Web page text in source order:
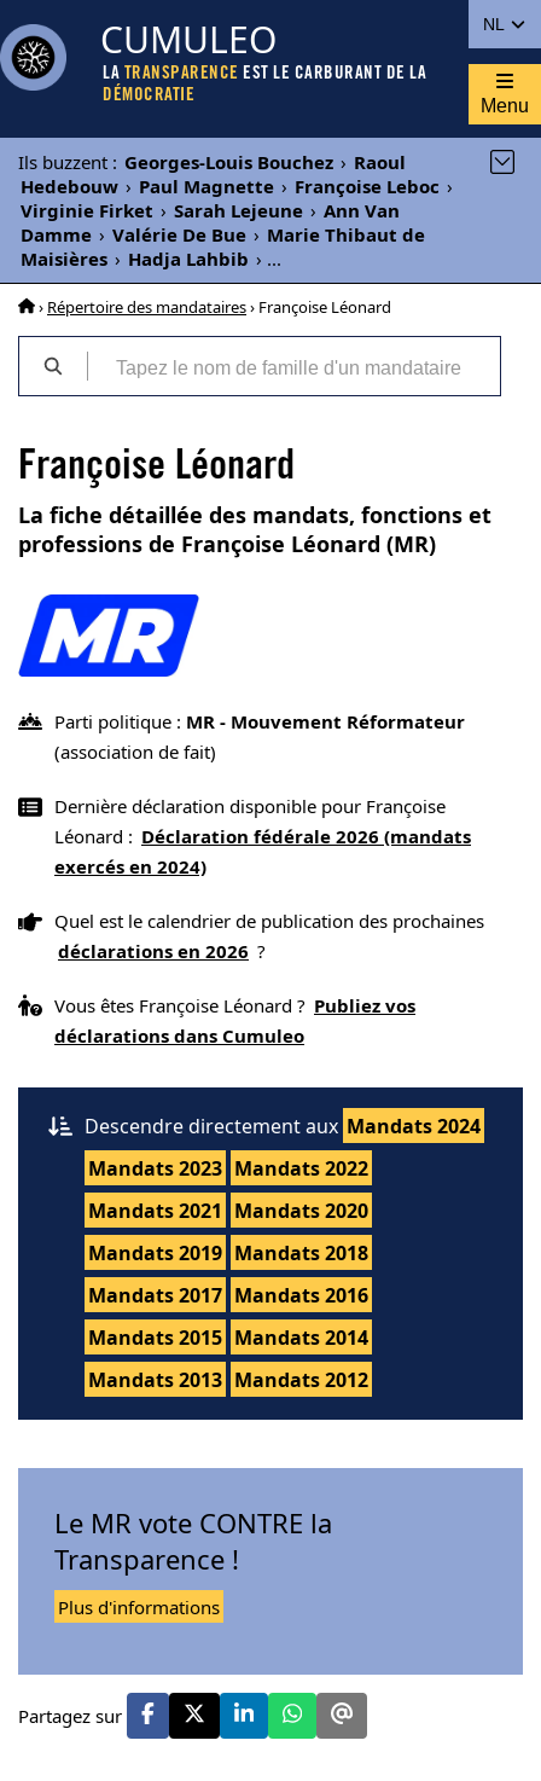
NL
CUMULEO
LA TRANSPARENCE EST LE CARBURANT DE LA
DÉMOCRATIE
Menu
Ils buzzent : Georges-Louis Bouchez › Raoul
Hedebouw › Paul Magnette › Françoise Leboc ›
Virginie Firket › Sarah Lejeune › Ann Van
Damme › Valérie De Bue › Marie Thibaut de
Maisières › Hadja Lahbib › ...
› Répertoire des mandataires› Françoise Léonard
Françoise Léonard
La fiche détaillée des mandats, fonctions et
professions de Françoise Léonard (MR)
Parti politique : MR - Mouvement Réformateur
(association de fait)
Dernière déclaration disponible pour Françoise
Léonard : Déclaration fédérale 2026 (mandats
exercés en 2024)
Quel est le calendrier de publication des prochaines
déclarations en 2026 ?
Vous êtes Françoise Léonard ? Publiez vos
déclarations dans Cumuleo
Descendre directement aux Mandats 2024
Mandats 2023 Mandats 2022
Mandats 2021 Mandats 2020
Mandats 2019 Mandats 2018
Mandats 2017 Mandats 2016
Mandats 2015 Mandats 2014
Mandats 2013 Mandats 2012
Le MR vote CONTRE la
Transparence !
Plus d'informations
Partagez sur